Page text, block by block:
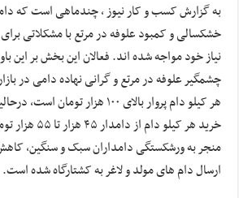
به گزارش کسب و کار نیوز ، چندماهی است که
خشکسالی و کمبود علوفه در مرتع با مشکلاتی
نیاز خود مواجه شده اند. فعالان این بخش بر این
چشمگیر علوفه در مرتع و گرانی نهاده دامی در
هر کیلو دام پروار بالای ۱۰۰ هزار
خرید هر کیلو
منجر به ورشکستگی دامداران سبک و سنگین،
ارسال دام های مولد و لاغر به کشتارگاه شده است.